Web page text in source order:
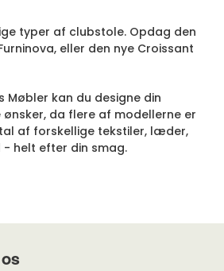
typer af clubstole. Opdag den
eller den nye Croissant
Møbler kan du designe din
da flere af modellerne er
af forskellige tekstiler, læder,
- helt efter din smag.